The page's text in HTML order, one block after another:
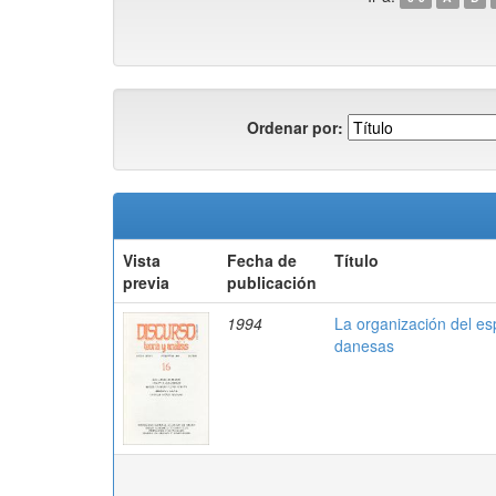
Ordenar por:
Vista
previa
Fecha de
publicación
Título
1994
La organización del
danesas